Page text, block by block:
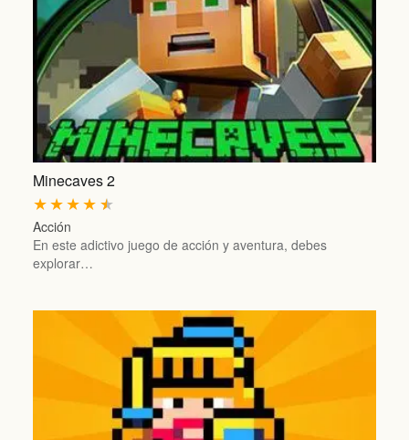
Minecaves 2
★
★
★
★
★
Acción
En este adictivo juego de acción y aventura, debes
explorar…